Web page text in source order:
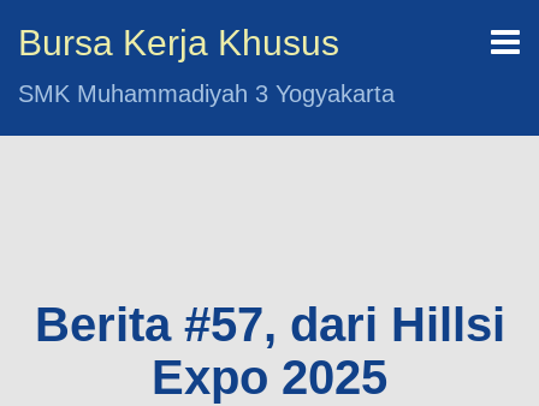
Bursa Kerja Khusus
SMK Muhammadiyah 3 Yogyakarta
Berita #57, dari Hillsi
Expo 2025